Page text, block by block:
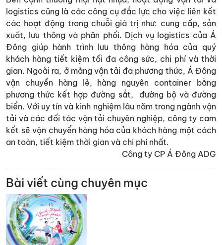
logistics cũng là các công cụ đắc lực cho việc liên kết
các hoạt động trong chuỗi giá trị như: cung cấp, sản
xuất, lưu thông và phân phối. Dịch vụ logistics của Á
Đông giúp hành trình lưu thông hàng hóa của quý
khách hàng tiết kiệm tối đa công sức, chi phí và thời
gian. Ngoài ra, ở mảng vận tải đa phương thức, Á Đông
vận chuyển hàng lẻ, hàng nguyên container bằng
phương thức kết hợp đường sắt, đường bộ và đường
biển. Với uy tín và kinh nghiệm lâu năm trong ngành vận
tải và các đối tác vận tải chuyên nghiệp, công ty cam
kết sẽ vận chuyển hàng hóa của khách hàng một cách
an toàn, tiết kiệm thời gian và chi phí nhất.
Công ty CP Á Đông ADG
Bài viết cùng chuyên mục